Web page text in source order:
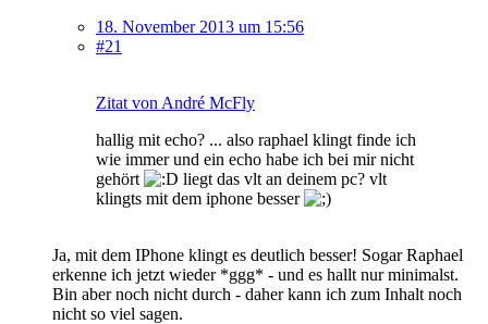
18. November 2013 um 15:56
#21
Zitat von André McFly
hallig mit echo? ... also raphael klingt finde ich
wie immer und ein echo habe ich bei mir nicht
gehört
liegt das vlt an deinem pc? vlt
klingts mit dem iphone besser
Ja, mit dem IPhone klingt es deutlich besser! Sogar Raphael
erkenne ich jetzt wieder *ggg* - und es hallt nur minimalst.
Bin aber noch nicht durch - daher kann ich zum Inhalt noch
nicht so viel sagen.